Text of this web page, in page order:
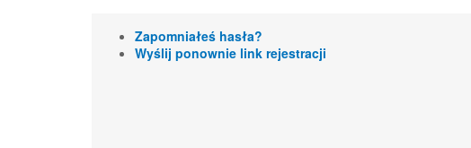
Zapomniałeś hasła?
Wyślij ponownie link rejestracji